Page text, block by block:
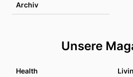
Archiv
Unsere
Health